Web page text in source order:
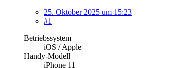
25. Oktober 2025 um 15:23
#1
Betriebssystem
iOS / Apple
Handy-Modell
iPhone 11